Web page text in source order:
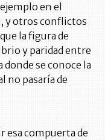
en el
y otros conflictos
la figura de
y paridad entre
se conoce la
no pasaría de
esa compuerta de